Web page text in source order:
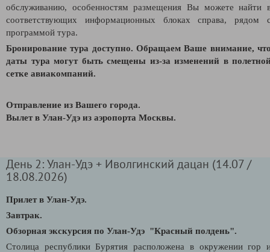
обслуживанию, особенностям размещения Вы можете найти
соответствующих информационных блоках справа, рядом
программой тура.
Бронирование тура доступно. Обращаем Ваше внимание,
даты тура могут быть смещены из-за изменений в
сетке авиакомпаний.
Отправление из Вашего города.
Вылет в Улан-Удэ из аэропорта Москвы.
День 2: Улан-Удэ + Иволгинский дацан (14.07 /
18.08.2026)
Прилет в Улан-Удэ.
Завтрак.
Обзорная экскурсия по Улан-Удэ "Красный полдень".
Столица республики Бурятия расположена в окружении гор